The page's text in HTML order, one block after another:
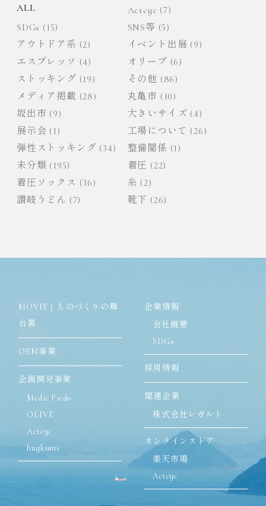
ALL Actcyc (7)
SDGs (15) SNS等 (5)
アウトドア系 (2) イベント出展 (9)
エスプレッソ (4) オリーブ (6)
ストッキング (19) その他 (86)
メディア掲載 (28) 丸亀市 (10)
坂出市 (9) 大きいサイズ (4)
展示会 (1) 工場について (26)
弾性ストッキング (34) 整備関係 (1)
未分類 (195) 着圧 (22)
着圧ソックス (36) 糸 (2)
讃岐うどん (7) 靴下 (26)
MOVIE｜ものづくりの舞
台裏
OEM事業
企画開発事業
Medic Piedo
OLIVE
Actcyc
hugkumi
企業情報
会社概要
SDGs
採用情報
関連企業
株式会社レガルト
オンラインストア
楽天市場
Actcyc